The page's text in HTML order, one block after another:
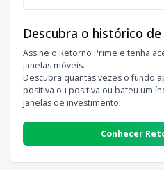
Descubra o histórico
Assine o Retorno Prime e tenha
janelas móveis.
Descubra quantas vezes o fundo
positiva ou positiva ou bateu um
janelas de investimento.
Conhecer